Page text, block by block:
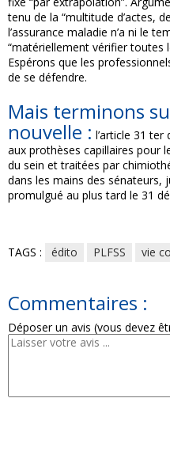
tenu de la “multitude d’actes,
l’assurance maladie n’a ni le
“matériellement vérifier toutes
Espérons que les
de se défendre.
Mais terminons
nouvelle : l’article 31 ter
aux prothèses capillaires pour
du sein et traitées par
dans les mains des sénateurs,
promulgué au plus tard le 31
TAGS : édito PLFSS vie
Commentaires :
Déposer un avis (vous devez